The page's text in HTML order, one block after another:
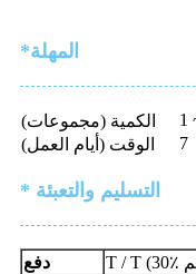
*المهلة
الكمية (مجموعات) 1
الوقت (أيام العمل)
7
* التسليم والتعبئة
دفع